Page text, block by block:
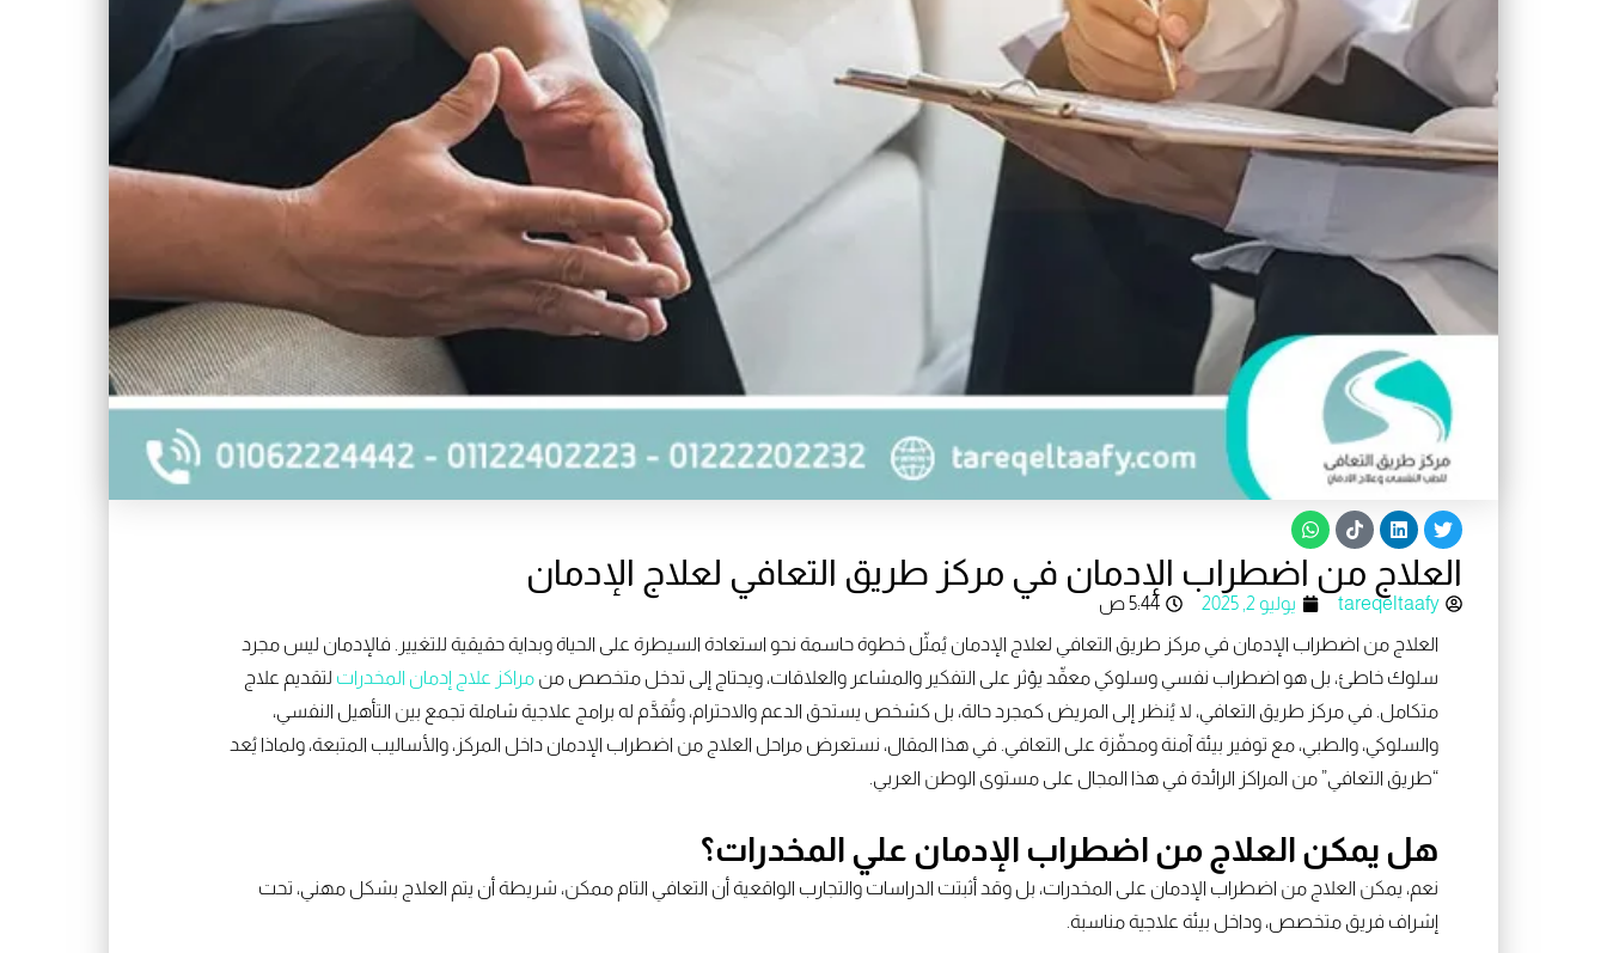
T
w
i
t
t
e
L
i
n
k
e
d
n
T
i
k
t
o
k
W
h
a
t
s
a
p
العلاج من اضطراب الإدمان في مركز طريق التعافي لعلاج الإدمان
tareqeltaafy يوليو 2, 2025
5:44 ص
العلاج من اضطراب الإدمان في مركز طريق التعافي لعلاج الإدمان يُمثّل خطوة حاسمة نحو استعادة السيطرة على الحياة وبداية حقيقية للتغيير. فالإدمان ليس مجرد
سلوك خاطئ، بل هو اضطراب نفسي وسلوكي معقّد يؤثر على التفكير والمشاعر والعلاقات، ويحتاج إلى تدخل متخصص منمراكز علاج إدمان المخدرات لتقديم علاج
متكامل. في مركز طريق التعافي، لا يُنظر إلى المريض كمجرد حالة، بل كشخص يستحق الدعم والاحترام، وتُقدَّم له برامج علاجية شاملة تجمع بين التأهيل النفسي،
والسلوكي، والطبي، مع توفير بيئة آمنة ومحفّزة على التعافي. في هذا المقال، نستعرض مراحل العلاج من اضطراب الإدمان داخل المركز، والأساليب المتبعة، ولماذا يُعد
“طريق التعافي” من المراكز الرائدة في هذا المجال على مستوى الوطن العربي.
هل يمكن العلاج من اضطراب الإدمان علي المخدرات؟
نعم، يمكن العلاج من اضطراب الإدمان على المخدرات، بل وقد أثبتت الدراسات والتجارب الواقعية أن التعافي التام ممكن، شريطة أن يتم العلاج بشكل مهني، تحت
إشراف فريق متخصص، وداخل بيئة علاجية مناسبة.